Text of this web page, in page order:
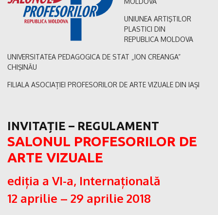
UNIUNEA ARTIŞTILOR
PLASTICI DIN
REPUBLICA MOLDOVA
UNIVERSITATEA PEDAGOGICA DE STAT „ION CREANGA”
CHIŞINĂU
FILIALA ASOCIAȚIEI PROFESORILOR DE ARTE VIZUALE DIN IAȘI
INVITAȚIE – REGULAMENT
SALONUL PROFESORILOR DE
ARTE VIZUALE
ediția a VI-a, Internațională
12 aprilie – 29 aprilie 2018